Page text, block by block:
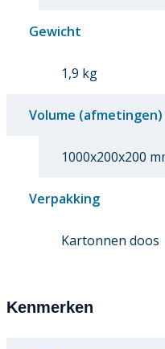
Gewicht
1,9 kg
Volume (afmetingen)
1000x200x200
Verpakking
Kartonnen doos
Kenmerken